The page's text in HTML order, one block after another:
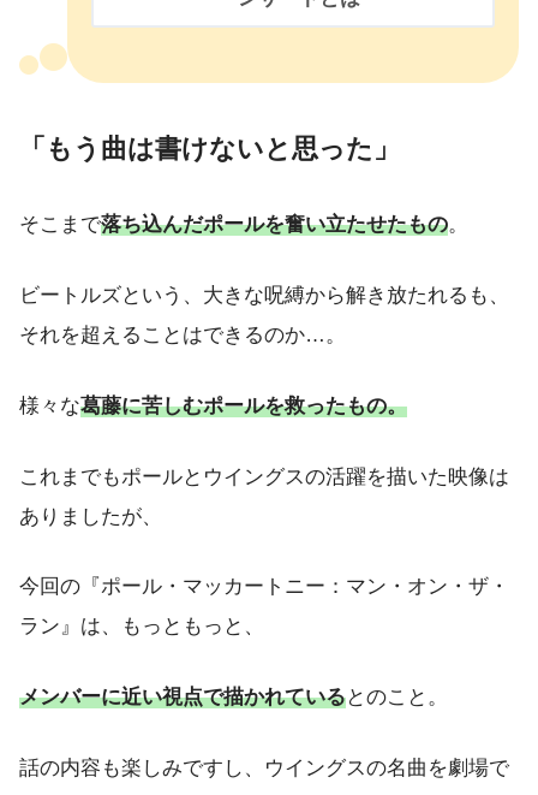
「もう曲は書けないと思った」
そこまで落ち込んだポールを奮い立たせたもの。
ビートルズという、大きな呪縛から解き放たれるも、
それを超えることはできるのか…。
様々な葛藤に苦しむポールを救ったもの。
これまでもポールとウイングスの活躍を描いた映像は
ありましたが、
今回の『ポール・マッカートニー：マン・オン・ザ・
ラン』は、もっともっと、
メンバーに近い視点で描かれているとのこと。
話の内容も楽しみですし、ウイングスの名曲を劇場で